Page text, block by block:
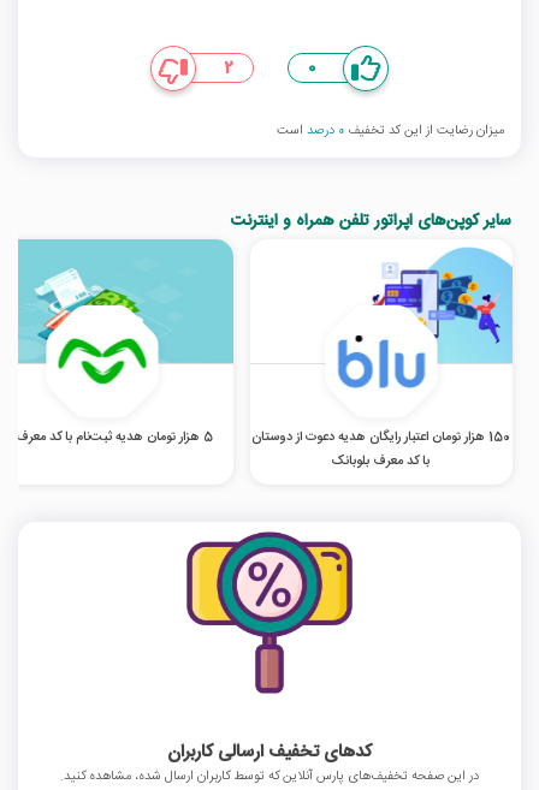
0
2
میزان رضایت از این کد تخفیف 0 درصد است
سایر کوپن‌های اپراتور تلفن همراه و اینترنت
150 هزار تومان اعتبار رایگان هدیه دعوت از دوستان
با کد معرف بلوبانک
5 هزار تومان هدیه ثبت‌نام با کد معرف اومو
کدهای تخفیف ارسالی کاربران
در این صفحه تخفیف‌های پارس آنلاین که توسط کاربران ارسال شده، مشاهده کنید.